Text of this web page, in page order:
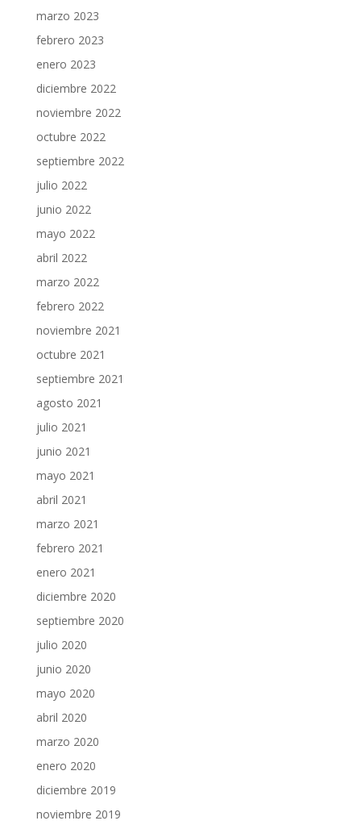
marzo 2023
febrero 2023
enero 2023
diciembre 2022
noviembre 2022
octubre 2022
septiembre 2022
julio 2022
junio 2022
mayo 2022
abril 2022
marzo 2022
febrero 2022
noviembre 2021
octubre 2021
septiembre 2021
agosto 2021
julio 2021
junio 2021
mayo 2021
abril 2021
marzo 2021
febrero 2021
enero 2021
diciembre 2020
septiembre 2020
julio 2020
junio 2020
mayo 2020
abril 2020
marzo 2020
enero 2020
diciembre 2019
noviembre 2019